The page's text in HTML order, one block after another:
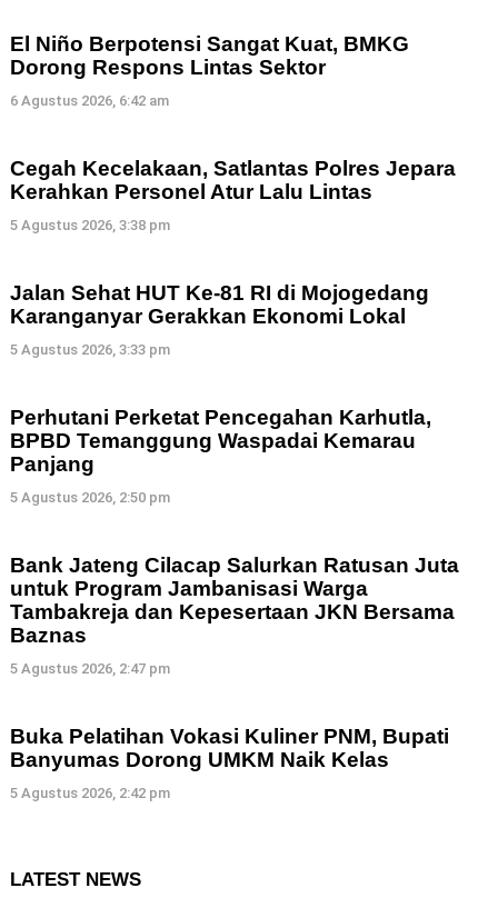
El Niño Berpotensi Sangat Kuat, BMKG
Dorong Respons Lintas Sektor
6 Agustus 2026, 6:42 am
Cegah Kecelakaan, Satlantas Polres Jepara
Kerahkan Personel Atur Lalu Lintas
5 Agustus 2026, 3:38 pm
Jalan Sehat HUT Ke-81 RI di Mojogedang
Karanganyar Gerakkan Ekonomi Lokal
5 Agustus 2026, 3:33 pm
Perhutani Perketat Pencegahan Karhutla,
BPBD Temanggung Waspadai Kemarau
Panjang
5 Agustus 2026, 2:50 pm
Bank Jateng Cilacap Salurkan Ratusan Juta
untuk Program Jambanisasi Warga
Tambakreja dan Kepesertaan JKN Bersama
Baznas
5 Agustus 2026, 2:47 pm
Buka Pelatihan Vokasi Kuliner PNM, Bupati
Banyumas Dorong UMKM Naik Kelas
5 Agustus 2026, 2:42 pm
LATEST NEWS